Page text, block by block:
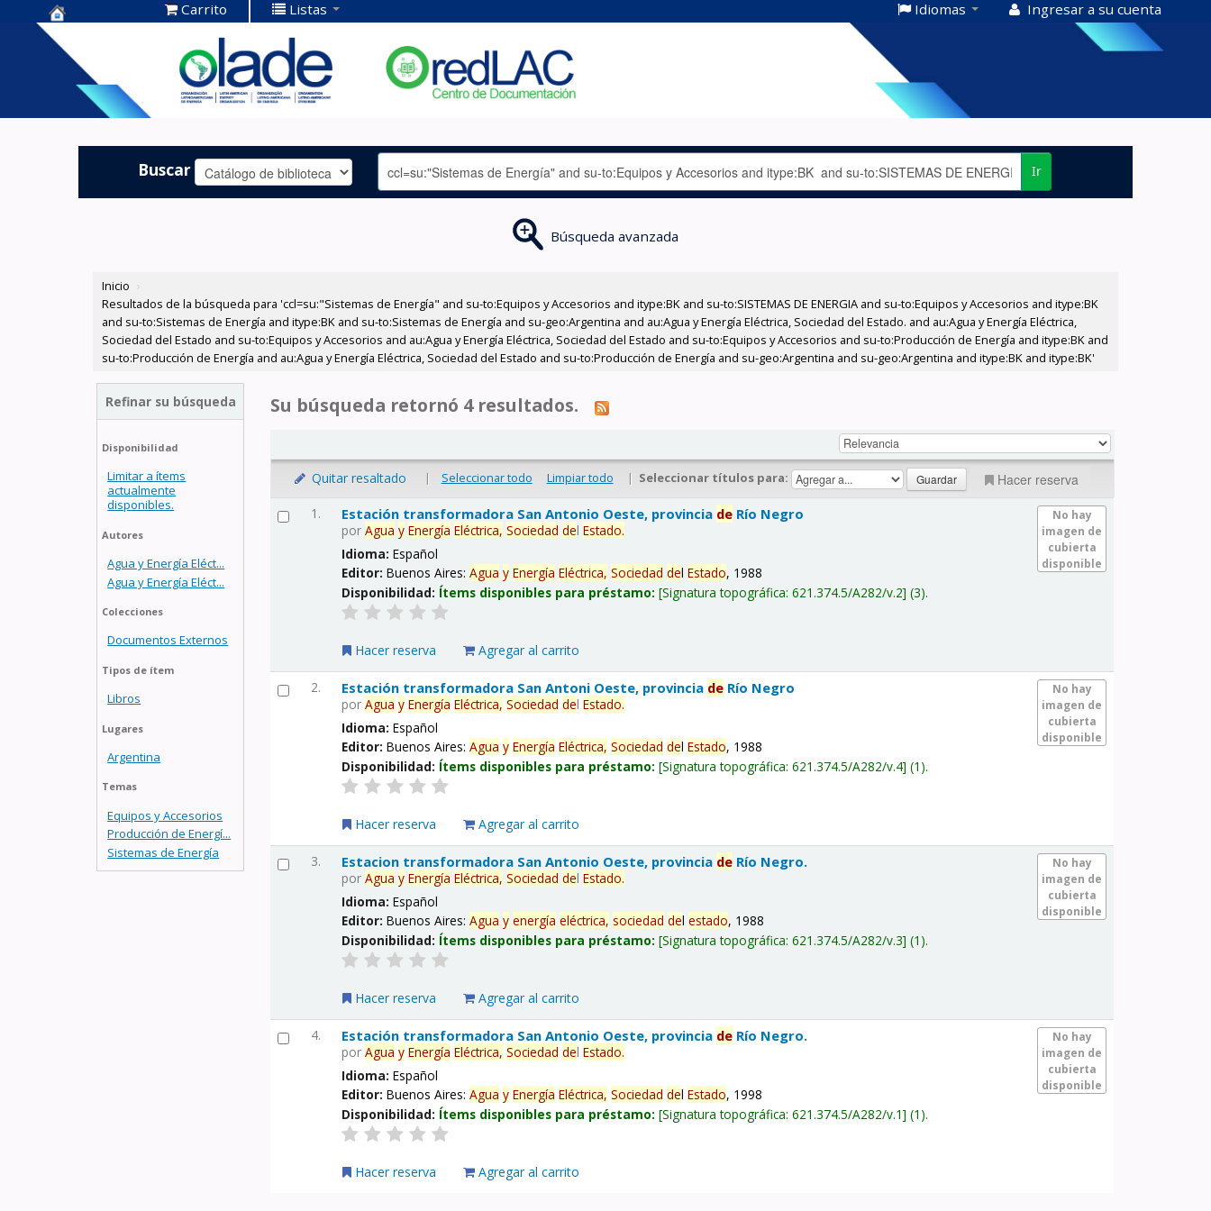
Centro de
Documentación
OLADE -
Carrito Listas Idiomas Ingresar a su cuenta
Buscar Ir
Búsqueda avanzada
Inicio ›
Resultados de la búsqueda para 'ccl=su:"Sistemas de Energía" and su-to:Equipos y Accesorios and itype:BK and su-to:SISTEMAS DE ENERGIA and su-to:Equipos y Accesorios and itype:BK
and su-to:Sistemas de Energía and itype:BK and su-to:Sistemas de Energía and su-geo:Argentina and au:Agua y Energía Eléctrica, Sociedad del Estado. and au:Agua y Energía Eléctrica,
Sociedad del Estado and su-to:Equipos y Accesorios and au:Agua y Energía Eléctrica, Sociedad del Estado and su-to:Equipos y Accesorios and su-to:Producción de Energía and itype:BK and
su-to:Producción de Energía and au:Agua y Energía Eléctrica, Sociedad del Estado and su-to:Producción de Energía and su-geo:Argentina and su-geo:Argentina and itype:BK and itype:BK'
Refinar su búsqueda
Disponibilidad
Limitar a ítems
actualmente
disponibles.
Autores
Agua y Energía Eléct...
Agua y Energía Eléct...
Colecciones
Documentos Externos
Tipos de ítem
Libros
Lugares
Argentina
Temas
Equipos y Accesorios
Producción de Energí...
Sistemas de Energía
Su búsqueda retornó 4 resultados.
Quitar resaltado | Seleccionar todo Limpiar todo | Seleccionar títulos para: Hacer reserva
1.
No hay
imagen de
cubierta
disponible
Estación transformadora San Antonio Oeste, provincia de Río Negro
porAgua y Energía Eléctrica, Sociedad delEstado.
Idioma:Español
Editor:Buenos Aires:Agua y Energía Eléctrica, Sociedad delEstado, 1988
Disponibilidad: Ítems disponibles para préstamo: Signatura topográfica:621.374.5/A282/v.2 (3).
Hacer reserva Agregar al carrito
2.
No hay
imagen de
cubierta
disponible
Estación transformadora San Antoni Oeste, provincia de Río Negro
porAgua y Energía Eléctrica, Sociedad delEstado.
Idioma:Español
Editor:Buenos Aires:Agua y Energía Eléctrica, Sociedad delEstado, 1988
Disponibilidad: Ítems disponibles para préstamo: Signatura topográfica:621.374.5/A282/v.4 (1).
Hacer reserva Agregar al carrito
3.
No hay
imagen de
cubierta
disponible
Estacion transformadora San Antonio Oeste, provincia de Río Negro.
porAgua y Energía Eléctrica, Sociedad delEstado.
Idioma:Español
Editor:Buenos Aires:Agua y energía eléctrica, sociedad delestado, 1988
Disponibilidad: Ítems disponibles para préstamo: Signatura topográfica:621.374.5/A282/v.3 (1).
Hacer reserva Agregar al carrito
4.
No hay
imagen de
cubierta
disponible
Estación transformadora San Antonio Oeste, provincia de Río Negro.
porAgua y Energía Eléctrica, Sociedad delEstado.
Idioma:Español
Editor:Buenos Aires:Agua y Energía Eléctrica, Sociedad delEstado, 1998
Disponibilidad: Ítems disponibles para préstamo: Signatura topográfica:621.374.5/A282/v.1 (1).
Hacer reserva Agregar al carrito